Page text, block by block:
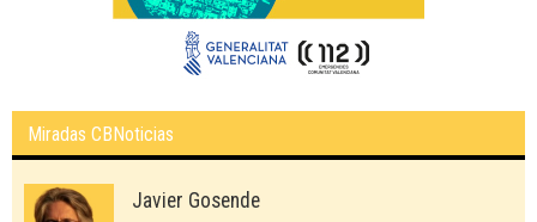
Miradas CBNoticias
Javier Gosende